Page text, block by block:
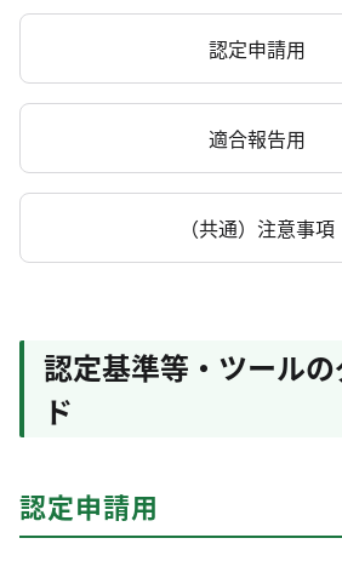
認定申請用
適合報告用
（共通）注意事項
認定基準等・ツール
ド
認定申請用